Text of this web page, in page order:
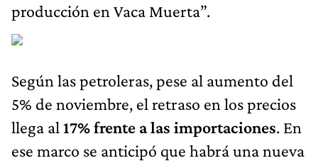
producción en Vaca Muerta”.
Según las petroleras, pese al aumento del
5% de noviembre, el retraso en los precios
llega al 17% frente a las importaciones. En
ese marco se anticipó que habrá una nueva